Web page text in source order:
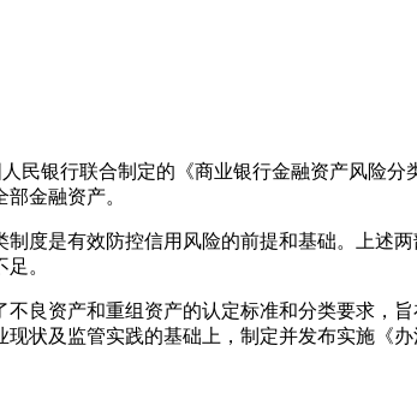
行联合制定的《商业银行金融资产风险分
金融资产。
是有效防控信用风险的前提和基础。上述两
。
资产和重组资产的认定标准和分类要求，
状及监管实践的基础上，制定并发布实施《